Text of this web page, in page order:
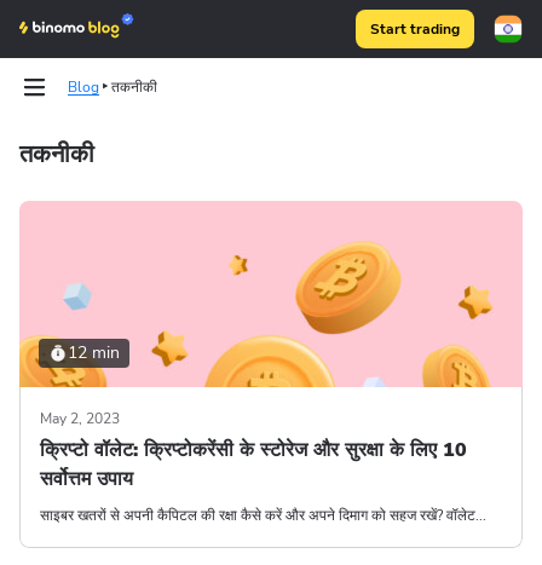
Start trading
Blog तकनीकी
तकनीकी
12 min
May 2, 2023
क्रिप्टो वॉलेट: क्रिप्टोकरेंसी के स्टोरेज और सुरक्षा के लिए 10
सर्वोत्तम उपाय
साइबर खतरों से अपनी कैपिटल की रक्षा कैसे करें और अपने दिमाग को सहज रखें? वॉलेट...